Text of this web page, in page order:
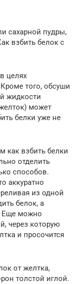
сахарной пудры,
взбить белок с
целях
того, обсуши
жидкости
может
белки уже не
как взбить белки
отделить
способов.
аккуратно
из одной
белок, а
Еще можно
через которую
и просочится
от желтка,
толстой иглой.